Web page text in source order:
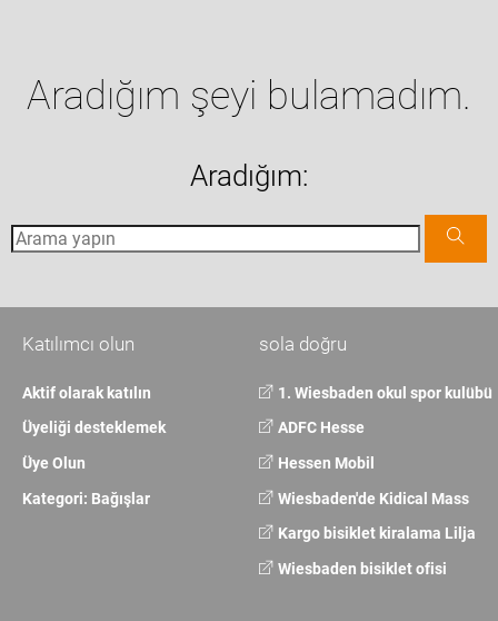
Aradığım şeyi bulamadım.
Aradığım:
sola doğru
1. Wiesbaden okul spor kulübü
ADFC Hesse
Hessen Mobil
Wiesbaden'de Kidical Mass
Kargo bisiklet kiralama Lilja
Wiesbaden bisiklet ofisi
Katılımcı olun
Aktif olarak katılın
Üyeliği desteklemek
Üye Olun
Kategori: Bağışlar